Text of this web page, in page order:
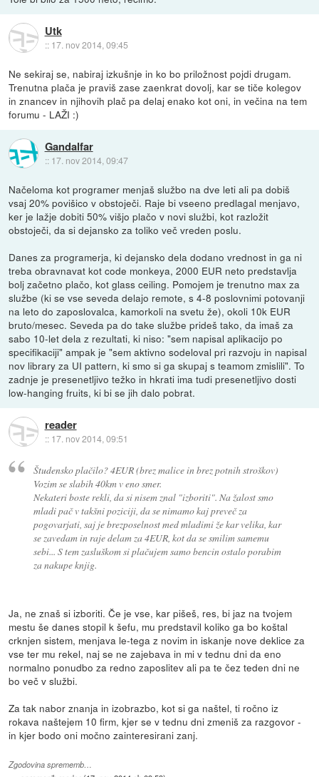
Utk
:: 17. nov 2014, 09:45
Ne sekiraj se, nabiraj izkušnje in ko bo priložnost pojdi drugam.
Trenutna plača je praviš zase zaenkrat dovolj, kar se tiče kolegov
in znancev in njihovih plač pa delaj enako kot oni, in večina na tem
forumu - LAŽI :)
Gandalfar
:: 17. nov 2014, 09:47
Načeloma kot programer menjaš službo na dve leti ali pa dobiš
vsaj 20% povišico v obstoječi. Raje bi vseeno predlagal menjavo,
ker je lažje dobiti 50% višjo plačo v novi službi, kot razložit
obstoječi, da si dejansko za toliko več vreden poslu.
Danes za programerja, ki dejansko dela dodano vrednost in ga ni
treba obravnavat kot code monkeya, 2000 EUR neto predstavlja
bolj začetno plačo, kot glass ceiling. Pomojem je trenutno max za
službe (ki se vse seveda delajo remote, s 4-8 poslovnimi potovanji
na leto do zaposlovalca, kamorkoli na svetu že), okoli 10k EUR
bruto/mesec. Seveda pa do take službe prideš tako, da imaš za
sabo 10-let dela z rezultati, ki niso: "sem napisal aplikacijo po
specifikaciji" ampak je "sem aktivno sodeloval pri razvoju in napisal
nov library za UI pattern, ki smo si ga skupaj s teamom zmislili". To
zadnje je presenetljivo težko in hkrati ima tudi presenetljivo dosti
low-hanging fruits, ki bi se jih dalo pobrat.
reader
:: 17. nov 2014, 09:51
Študensko plačilo? 4EUR (brez malice in brez potnih stroškov)
Vozim se slabih 40km v eno smer.
Nekateri boste rekli, da si nisem znal "izboriti". Na žalost smo
mladi pač v takšni poziciji, da se nimamo kaj preveč za
pogovarjati, saj je brezposelnost med mladimi že kar velika, kar
se zavedam in raje delam za 4EUR, kot da se smilim samemu
sebi... S tem zasluškom si plačujem samo bencin ostalo porabim
za nakupe knjig.
Ja, ne znaš si izboriti. Če je vse, kar pišeš, res, bi jaz na tvojem
mestu še danes stopil k šefu, mu predstavil koliko ga bo koštal
crknjen sistem, menjava le-tega z novim in iskanje nove deklice za
vse ter mu rekel, naj se ne zajebava in mi v tednu dni da eno
normalno ponudbo za redno zaposlitev ali pa te čez teden dni ne
bo več v službi.
Za tak nabor znanja in izobrazbo, kot si ga naštel, ti ročno iz
rokava naštejem 10 firm, kjer se v tednu dni zmeniš za razgovor -
in kjer bodo oni močno zainteresirani zanj.
Zgodovina sprememb…